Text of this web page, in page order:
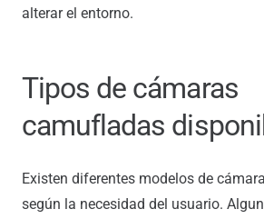
alterar el entorno.
Tipos de cámaras
camufladas
Existen diferentes modelos de
según la necesidad del usuario.